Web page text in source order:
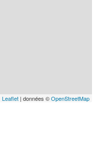
Leaflet | données ©OpenStreetMap